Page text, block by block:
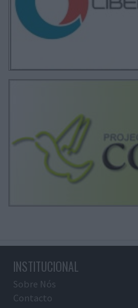
INSTITUCIONAL
Sobre Nós
Contacto